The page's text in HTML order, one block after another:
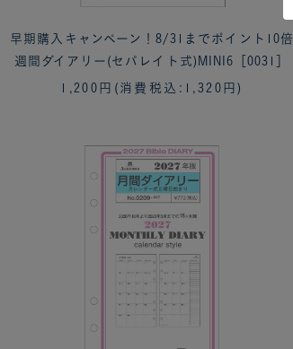
早期購入キャンペーン！8/31までポイント10倍
週間ダイアリー(セパレイト式)MINI6［0031］
1,200円 (消費税込:1,320円)